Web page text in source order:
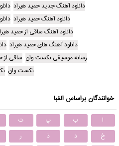
دانلود آهنگ جدید حمید هیراد
دانلود آهنگ حمید هیراد
دانلود آهنگ ساقی از حمید
دانلود آهنگ های حمید هیراد
رسانه موسیقی نکست وان ساقی از
نکست وان
خوانندگان براساس الفبا
ا ب پ ت
خ
د ذ ر